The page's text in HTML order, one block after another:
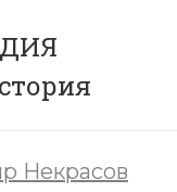
Некрасов